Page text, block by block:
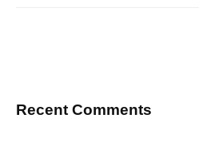
Recent Comments